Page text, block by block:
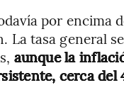
por encima
La tasa general
aunque la
cerca